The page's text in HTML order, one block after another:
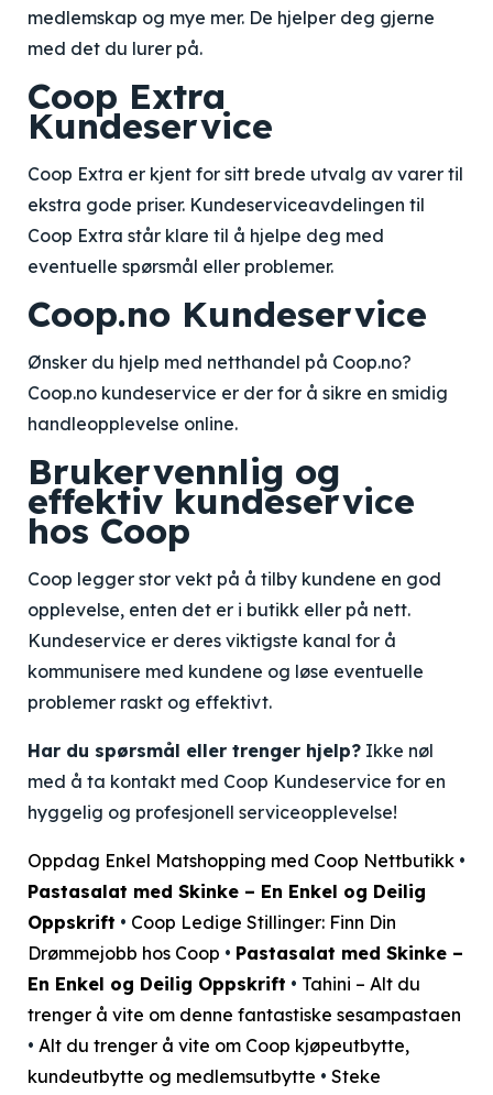
medlemskap og mye mer. De hjelper deg gjerne
med det du lurer på.
Coop Extra
Kundeservice
Coop Extra er kjent for sitt brede utvalg av varer til
ekstra gode priser. Kundeserviceavdelingen til
Coop Extra står klare til å hjelpe deg med
eventuelle spørsmål eller problemer.
Coop.no Kundeservice
Ønsker du hjelp med netthandel på Coop.no?
Coop.no kundeservice er der for å sikre en smidig
handleopplevelse online.
Brukervennlig og
effektiv kundeservice
hos Coop
Coop legger stor vekt på å tilby kundene en god
opplevelse, enten det er i butikk eller på nett.
Kundeservice er deres viktigste kanal for å
kommunisere med kundene og løse eventuelle
problemer raskt og effektivt.
Har du spørsmål eller trenger hjelp? Ikke nøl
med å ta kontakt med Coop Kundeservice for en
hyggelig og profesjonell serviceopplevelse!
Oppdag Enkel Matshopping med Coop Nettbutikk •
Pastasalat med Skinke – En Enkel og Deilig
Oppskrift • Coop Ledige Stillinger: Finn Din
Drømmejobb hos Coop • Pastasalat med Skinke –
En Enkel og Deilig Oppskrift • Tahini – Alt du
trenger å vite om denne fantastiske sesampastaen
• Alt du trenger å vite om Coop kjøpeutbytte,
kundeutbytte og medlemsutbytte • Steke